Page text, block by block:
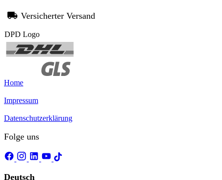
Versicherter Versand
Home
Impressum
Datenschutzerklärung
Folge uns
Deutsch